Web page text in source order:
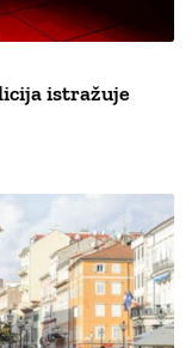
istražuje